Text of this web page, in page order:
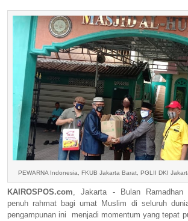
PEWARNA Indonesia, FKUB Jakarta Barat, PGLII DKI
KAIROSPOS.com,Jakarta - Bulan Ramadhan
penuh rahmat bagi umat Muslim di seluruh
pengampunan ini menjadi momentum yang tepat